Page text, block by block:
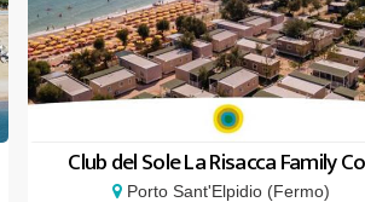
Club del Sole La Risacca Family
Porto Sant'Elpidio (Fermo)